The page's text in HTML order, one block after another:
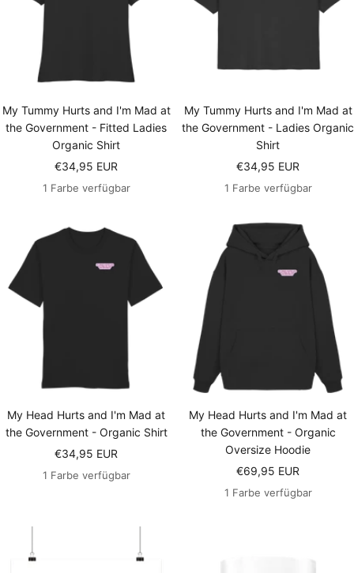
My Tummy Hurts and I'm Mad at
the Government - Fitted Ladies
Organic Shirt
Angebotspreis
€34,95 EUR
1 Farbe verfügbar
My Tummy Hurts and I'm Mad at
the Government - Ladies Organic
Shirt
Angebotspreis
€34,95 EUR
1 Farbe verfügbar
My Head Hurts and I'm Mad at
the Government - Organic Shirt
Angebotspreis
€34,95 EUR
1 Farbe verfügbar
My Head Hurts and I'm Mad at
the Government - Organic
Oversize Hoodie
Angebotspreis
€69,95 EUR
1 Farbe verfügbar